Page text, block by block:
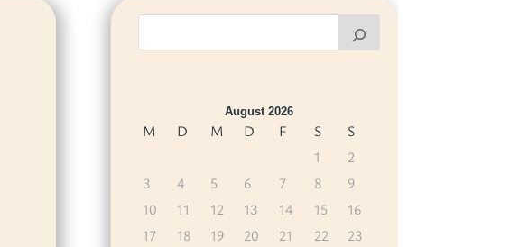
August 2026
M D M D F S
S
1
2
3
4 5 6 7 8
9
10
11 12 13 14 15
16
17
18 19 20 21 22
23